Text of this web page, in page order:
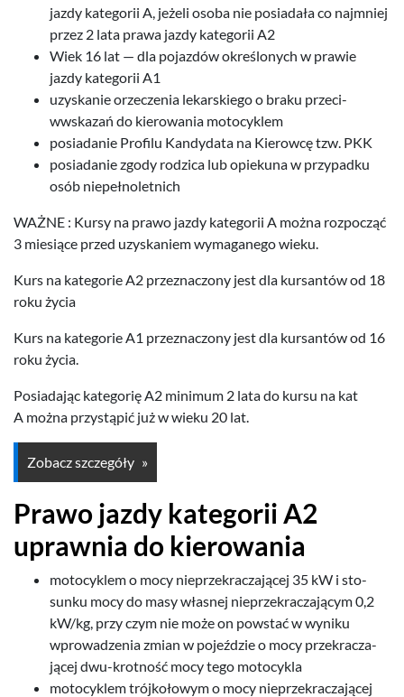
jazdy kat­e­gorii A, jeżeli osoba nie posi­adała co najm­niej
przez 2 lata prawa jazdy kat­e­gorii A2
Wiek 16 lat — dla pojazdów określonych w prawie
jazdy kat­e­gorii A1
uzyskanie orzeczenia lekarskiego o braku prze­ci­
wwskazań do kierowa­nia motocyklem
posi­adanie Pro­filu Kandy­data na Kierowcę tzw. PKK
posi­adanie zgody rodz­ica lub opiekuna w przy­padku
osób niepełnoletnich
WAŻNE : Kursy na prawo jazdy kat­e­gorii A można rozpocząć
3 miesiące przed uzyskaniem wyma­ganego wieku.
Kurs na kat­e­gorieA2 przez­nac­zony jest dla kur­san­tów od 18
roku życia
Kurs na kat­e­gorieA1 przez­nac­zony jest dla kur­san­tów od 16
roku życia.
Posi­ada­jąc kat­e­gorięA2 min­i­mum 2 lata do kursu na kat
A można przys­tąpić już w wieku 20 lat.
Zobacz szczegóły
Prawo jazdy kat­e­gorii A2
upraw­nia do kierowania
moto­cyk­lem o mocy nieprzekracza­jącej 35 kW i sto­
sunku mocy do masy włas­nej nieprzekracza­ją­cym0,2
kW/​kg, przy czym nie może on pow­stać w wyniku
wprowadzenia zmian w pojeździe o mocy przekracza­
jącej dwu-​krotność mocy tego motocykla
moto­cyk­lem trójkołowym o mocy nieprzekracza­jącej